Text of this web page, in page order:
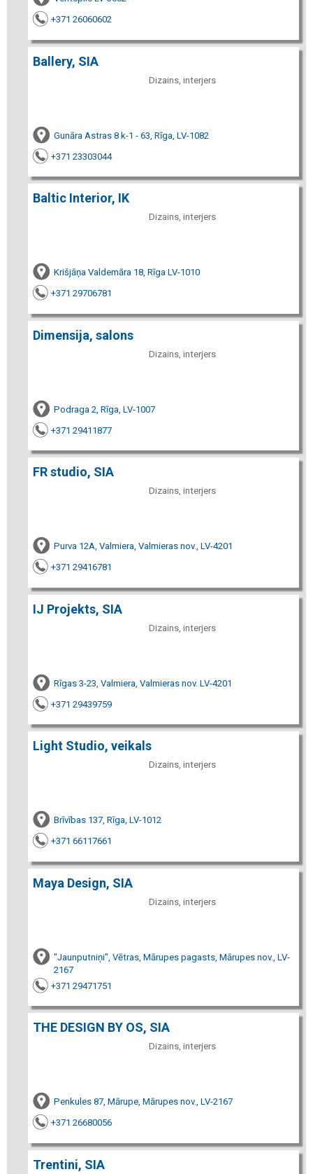
+371 26060602
Ballery, SIA
Dizains, interjers
Gunāra Astras 8 k-1 - 63, Rīga, LV-1082
+371 23303044
Baltic Interior, IK
Dizains, interjers
Krišjāņa Valdemāra 18, Rīga LV-1010
+371 29706781
Dimensija, salons
Dizains, interjers
Podraga 2, Rīga, LV-1007
+371 29411877
FR studio, SIA
Dizains, interjers
Purva 12A, Valmiera, Valmieras nov., LV-4201
+371 29416781
IJ Projekts, SIA
Dizains, interjers
Rīgas 3-23, Valmiera, Valmieras nov. LV-4201
+371 29439759
Light Studio, veikals
Dizains, interjers
Brīvības 137, Rīga, LV-1012
+371 66117661
Maya Design, SIA
Dizains, interjers
"Jaunputniņi", Vētras, Mārupes pagasts, Mārupes nov., LV-
2167
+371 29471751
THE DESIGN BY OS, SIA
Dizains, interjers
Penkules 87, Mārupe, Mārupes nov., LV-2167
+371 26680056
Trentini, SIA